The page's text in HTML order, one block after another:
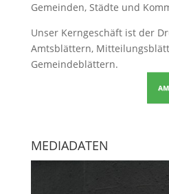
Gemeinden, Städte und
Unser Kerngeschäft ist der
Amtsblättern,
Gemeindeblättern.
MEDIADATEN